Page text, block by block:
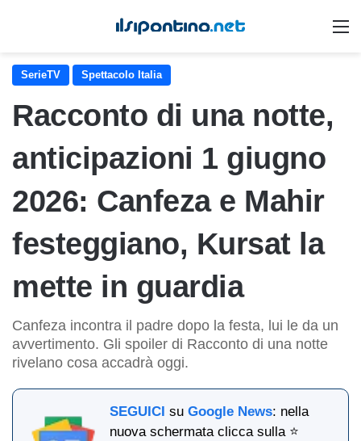
SerieTV Spettacolo Italia
Racconto di una notte,
anticipazioni 1 giugno
2026: Canfeza e Mahir
festeggiano, Kursat la
mette in guardia
Canfeza incontra il padre dopo la festa, lui le da un
avvertimento. Gli spoiler di Racconto di una notte
rivelano cosa accadrà oggi.
SEGUICI suGoogle News: nella
nuova schermata clicca sulla ⭐